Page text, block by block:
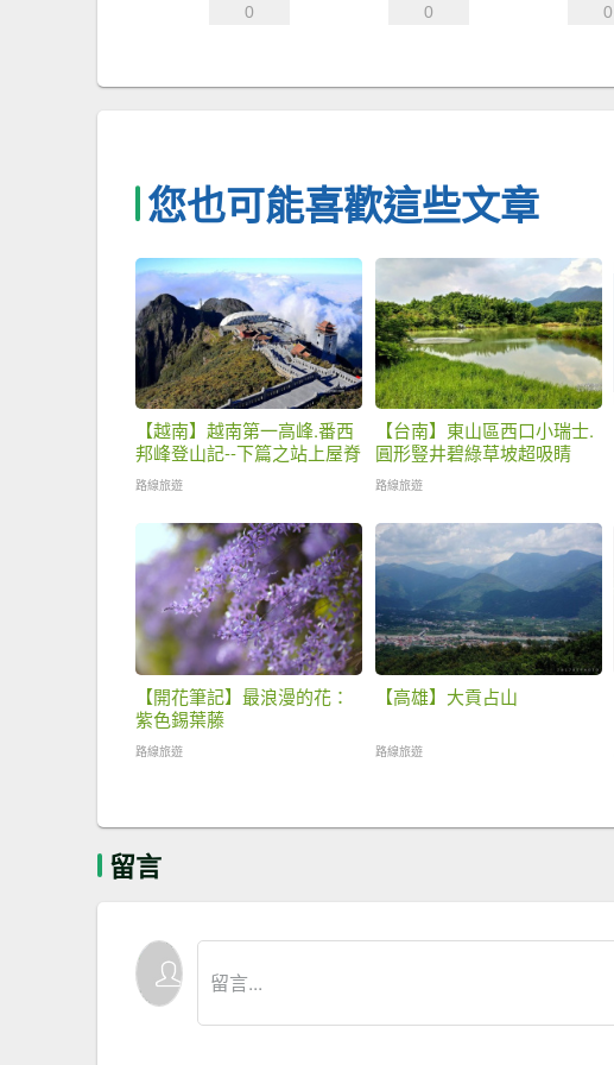
0 0 0
您也可能喜歡這些文章
【越南】越南第一高峰.番西
邦峰登山記--下篇之站上屋脊
路線旅遊
【台南】東山區西口小瑞士.
圓形豎井碧綠草坡超吸睛
路線旅遊
【開花筆記】最浪漫的花：
紫色錫葉藤
路線旅遊
【高雄】大貢占山
路線旅遊
留言